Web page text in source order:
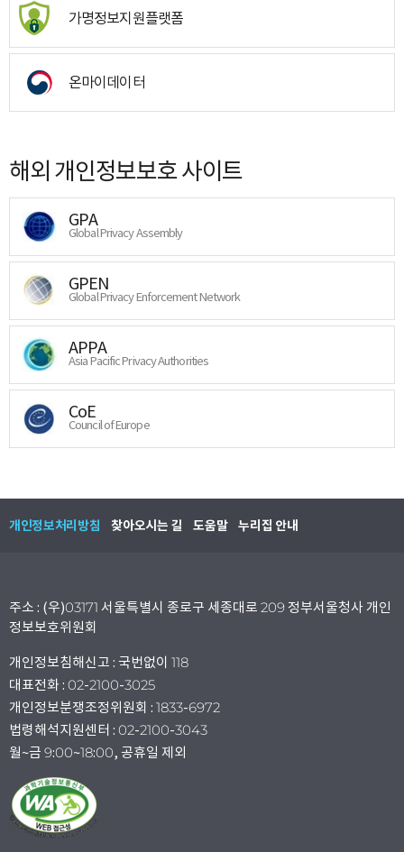
가명정보지원플랫폼
온마이데이터
해외 개인정보보호 사이트
GPA
Global Privacy Assembly
GPEN
Global Privacy Enforcement Network
APPA
Asia Pacific Privacy Authorities
CoE
Council of Europe
개인정보처리방침 찾아오시는 길 도움말 누리집 안내
주소 : (우)03171 서울특별시 종로구 세종대로 209 정부서울청사 개인
정보보호위원회
개인정보침해신고 : 국번없이 118
대표전화 : 02-2100-3025
개인정보분쟁조정위원회 : 1833-6972
법령해석지원센터 : 02-2100-3043
월~금 9:00~18:00, 공휴일 제외